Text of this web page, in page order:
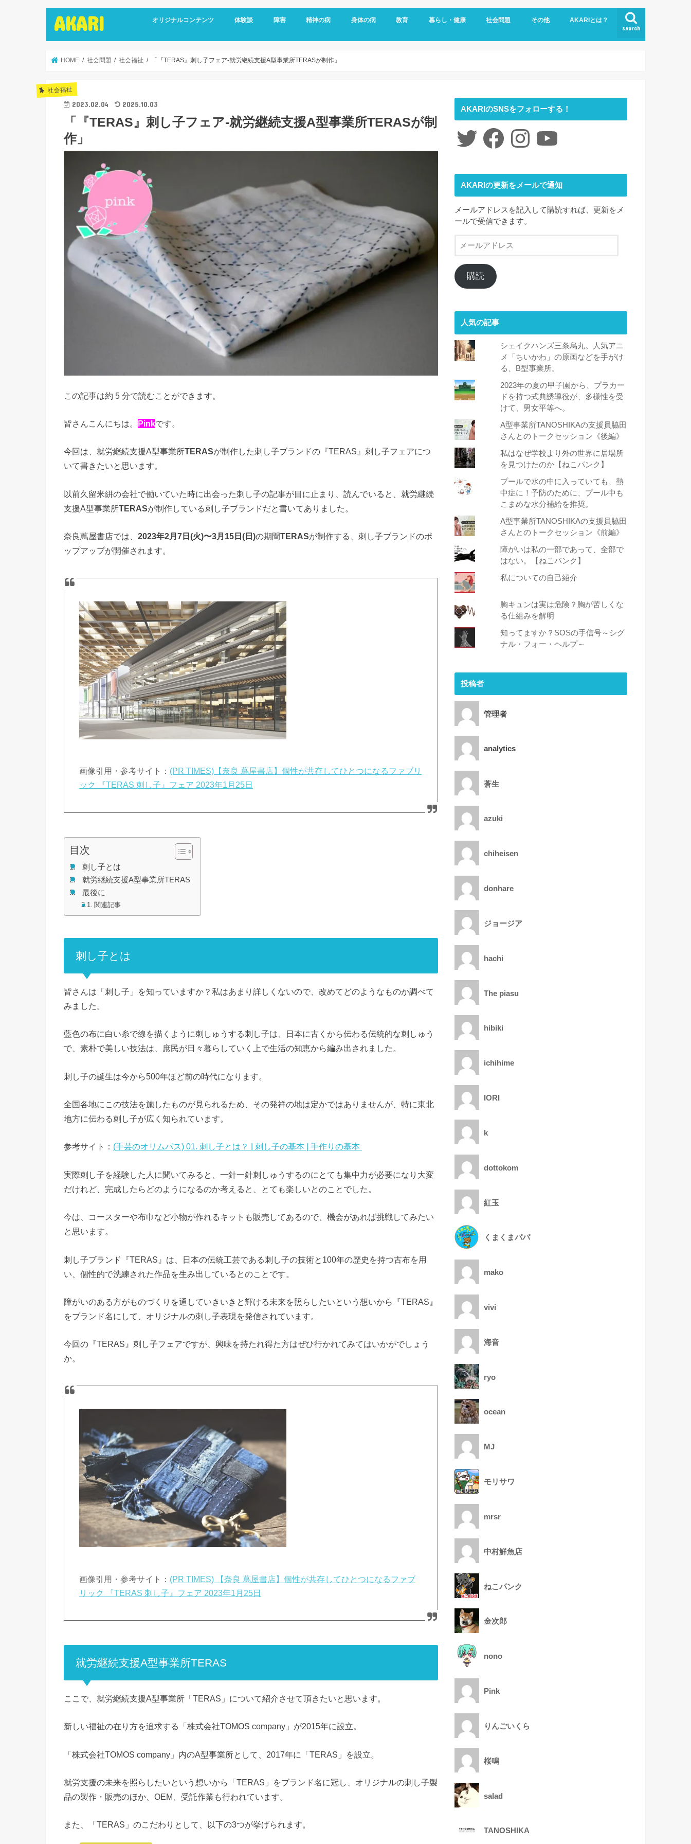
AKARI search
オリジナルコンテンツ
インタビュー
ライターズインタビュー
リカバリーストーリーズ
広報誌
体験談
メッセージ
障害
視覚障害
聴覚障害
発達障害
知的障害
障害年金
障害者雇用
精神の病
うつ病
双極性障害
統合失調症
パニック障害
不安神経症
依存症
適応障害
身体の病
アレルギー
頭痛
ダウン症
がん
リウマチ
更年期障害
内臓の病気
整形外科の病気
脳・心臓の病気
糖尿病
その他の身体の病
教育
子育て
暮らし・健康
予防
女性特有の悩み
睡眠
社会問題
社会福祉
LGBTQ
コロナ
ジェンダー
ニュース
介護
時事ネタ
災害
社会学
その他
アート
ファッション
夢
心理学
書評
AKARIとは？
お問い合わせ
サイトマップ
会社概要
HOME 社会問題 社会福祉 「『TERAS』刺し子フェア-就労継続支援A型事業所TERASが制作」
社会福祉
2023.02.04 2025.10.03
「『TERAS』刺し子フェア-就労継続支援A型事業所TERASが制
作」
この記事は約 5 分で読むことができます。
皆さんこんにちは。 Pinkです。
今回は、就労継続支援A型事業所TERASが制作した刺し子ブランドの『TERAS』刺し子フェアにつ
いて書きたいと思います。
以前久留米絣の会社で働いていた時に出会った刺し子の記事が目に止まり、読んでいると、就労継続
支援A型事業所TERASが制作している刺し子ブランドだと書いてありました。
奈良蔦屋書店では、 2023年2月7日(火)〜3月15日(日)の期間TERASが制作する、刺し子ブランドのポ
ップアップが開催されます。
画像引用・参考サイト： (PR TIMES)【奈良 蔦屋書店】個性が共存してひとつになるファブリ
ック 『TERAS 刺し子』フェア 2023年1月25日
目次
刺し子とは
就労継続支援A型事業所TERAS
最後に
関連記事
刺し子とは
皆さんは「刺し子」を知っていますか？私はあまり詳しくないので、改めてどのようなものか調べて
みました。
藍色の布に白い糸で線を描くように刺しゅうする刺し子は、日本に古くから伝わる伝統的な刺しゅう
で、素朴で美しい技法は、庶民が日々暮らしていく上で生活の知恵から編み出されました。
刺し子の誕生は今から500年ほど前の時代になります。
全国各地にこの技法を施したものが見られるため、その発祥の地は定かではありませんが、特に東北
地方に伝わる刺し子が広く知られています。
参考サイト： (手芸のオリムパス) 01. 刺し子とは？ | 刺し子の基本 | 手作りの基本
実際刺し子を経験した人に聞いてみると、一針一針刺しゅうするのにとても集中力が必要になり大変
だけれど、完成したらどのようになるのか考えると、とても楽しいとのことでした。
今は、コースターや布巾など小物が作れるキットも販売してあるので、機会があれば挑戦してみたい
と思います。
刺し子ブランド『TERAS』は、日本の伝統工芸である刺し子の技術と100年の歴史を持つ古布を用
い、個性的で洗練された作品を生み出しているとのことです。
障がいのある方がものづくりを通していきいきと輝ける未来を照らしたいという想いから『TERAS』
をブランド名にして、オリジナルの刺し子表現を発信されています。
今回の『TERAS』刺し子フェアですが、興味を持たれ得た方はぜひ行かれてみてはいかがでしょう
か。
画像引用・参考サイト： (PR TIMES) 【奈良 蔦屋書店】個性が共存してひとつになるファブ
リック 『TERAS 刺し子』フェア 2023年1月25日
就労継続支援A型事業所TERAS
ここで、就労継続支援A型事業所「TERAS」について紹介させて頂きたいと思います。
新しい福祉の在り方を追求する「株式会社TOMOS company」が2015年に設立。
「株式会社TOMOS company」内のA型事業所として、2017年に「TERAS」を設立。
就労支援の未来を照らしたいという想いから「TERAS」をブランド名に冠し、オリジナルの刺し子製
品の製作・販売のほか、OEM、受託作業も行われています。
また、「TERAS」のこだわりとして、以下の3つが挙げられます。
AKARIのSNSをフォローする！
Twitter FacebookInstagramYouTube
AKARIの更新をメールで通知
メールアドレスを記入して購読すれば、更新をメ
ールで受信できます。
ー
ア
ド
購読
人気の記事
シェイクハンズ三条烏丸。人気アニ
メ「ちいかわ」の原画などを手がけ
る、B型事業所。
2023年の夏の甲子園から、プラカー
ドを持つ式典誘導役が、多様性を受
けて、男女平等へ。
A型事業所TANOSHIKAの支援員脇田
さんとのトークセッション《後編》
私はなぜ学校より外の世界に居場所
を見つけたのか【ねこパンク】
プールで水の中に入っていても、熱
中症に！予防のために、プール中も
こまめな水分補給を推奨。
A型事業所TANOSHIKAの支援員脇田
さんとのトークセッション《前編》
障がいは私の一部であって、全部で
はない。【ねこパンク】
私についての自己紹介
胸キュンは実は危険？胸が苦しくな
る仕組みを解明
知ってますか？SOSの手信号～シグ
ナル・フォー・ヘルプ～
投稿者
管理者
analytics
蒼生
azuki
chiheisen
donhare
ジョージア
hachi
The piasu
hibiki
ichihime
IORI
k
dottokom
紅玉
くまくまパパ
mako
vivi
海音
ryo
ocean
MJ
モリサワ
mrsr
中村鮮魚店
ねこパンク
金次郎
nono
Pink
りんごいくら
桜鳴
salad
TANOSHIKA